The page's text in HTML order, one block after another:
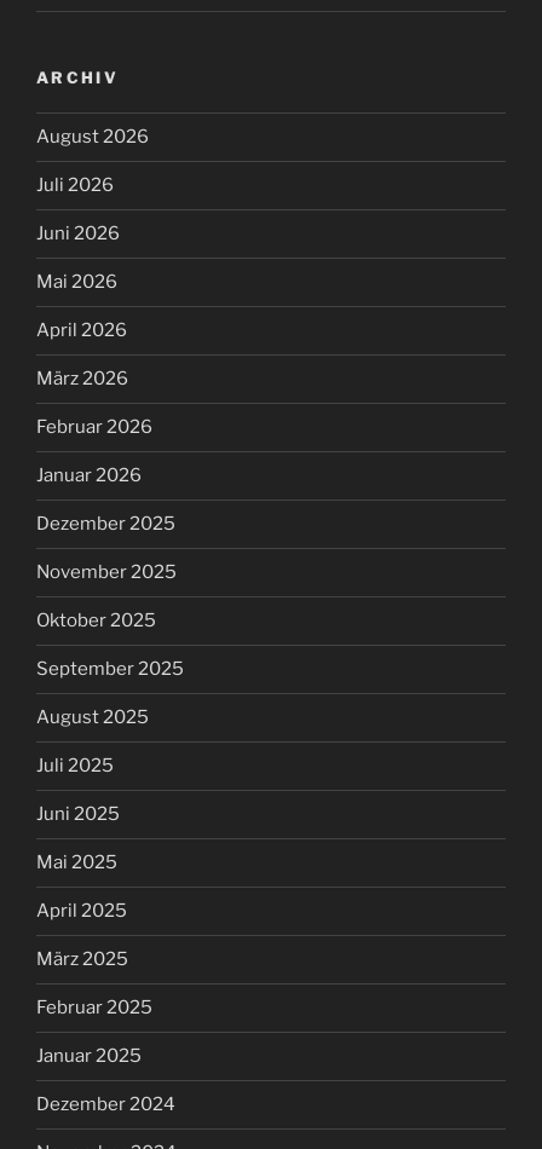
ARCHIV
August 2026
Juli 2026
Juni 2026
Mai 2026
April 2026
März 2026
Februar 2026
Januar 2026
Dezember 2025
November 2025
Oktober 2025
September 2025
August 2025
Juli 2025
Juni 2025
Mai 2025
April 2025
März 2025
Februar 2025
Januar 2025
Dezember 2024